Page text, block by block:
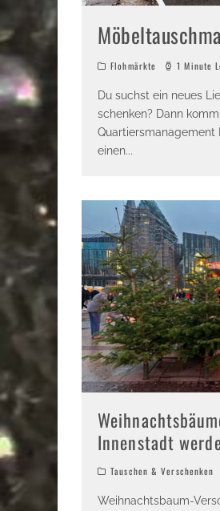
Flohmärkte 1 Minute
Du suchst ein neues
schenken? Dann
einen...
Innenstadt
Tauschen & Verschenken
Weihnachtsbaum-